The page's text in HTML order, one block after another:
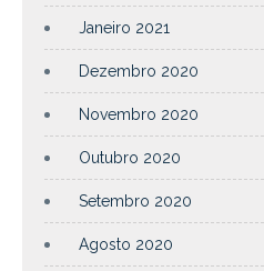
Janeiro 2021
Dezembro 2020
Novembro 2020
Outubro 2020
Setembro 2020
Agosto 2020